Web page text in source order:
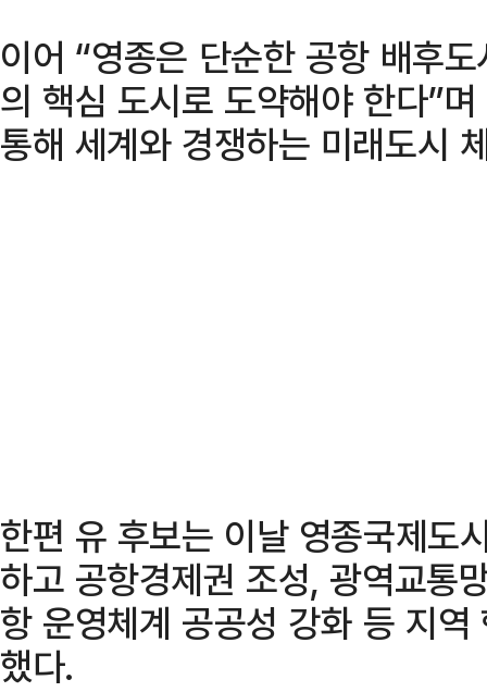
이어 “영종은 단순한 공항 배후
의 핵심 도시로 도약해야 한다”
통해 세계와 경쟁하는 미래도시
한편 유 후보는 이날 영종국제도
하고 공항경제권 조성, 광역교통
항 운영체계 공공성 강화 등 지
했다.